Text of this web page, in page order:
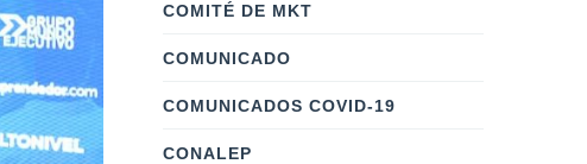
COMITÉ DE MKT
COMUNICADO
COMUNICADOS COVID-19
CONALEP